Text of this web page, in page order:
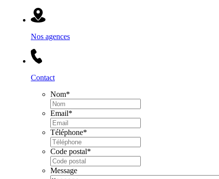
Nos agences
Contact
Nom*
Email*
Téléphone*
Code postal*
Message